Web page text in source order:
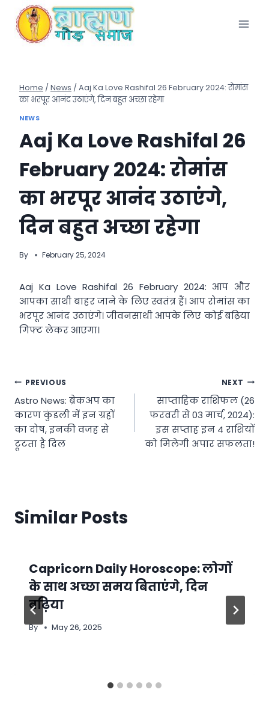
content
Home / News / Aaj Ka Love Rashifal 26 February 2024: रोमांस
का भरपूर आनंद उठाएंगे, दिन बहुत अच्छा रहेगा
NEWS
Aaj Ka Love Rashifal 26
February 2024: रोमांस
का भरपूर आनंद उठाएंगे,
दिन बहुत अच्छा रहेगा
By February 25, 2024
Aaj Ka Love Rashifal 26 February 2024: आप और
आपका साथी बाहर जाने के लिए स्वतंत्र हैं। आप रोमांस का
भरपूर आनंद उठाएंगे। जीवनसाथी आपके लिए कोई बढ़िया
गिफ्ट लेकर आएगा।
Post
navigation
PREVIOUS
Astro News: ब्रेकअप का
कारण कुंडली में इन ग्रहों
का दोष, इनकी वजह से
टूटता है दिल
NEXT
साप्ताहिक राशिफल (26
फरवरी से 03 मार्च, 2024):
इस सप्ताह इन 4 राशियों
को मिलेगी अपार सफलता!
Similar Posts
Capricorn Daily Horoscope: लोगों
के साथ अच्छा समय बिताएंगे, दिन
बढ़िया
By May 26, 2025